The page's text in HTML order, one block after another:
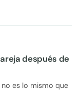
después de
es lo mismo que